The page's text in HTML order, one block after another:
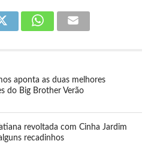
aponta as duas melhores
do Big Brother Verão
revoltada com Cinha Jardim
recadinhos